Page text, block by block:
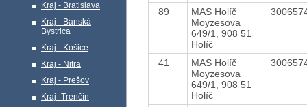
Kraj - Bratislava
Kraj - Banská
Bystrica
Kraj - Košice
Kraj - Nitra
Kraj - Prešov
Kraj- Trenčín
89
MAS Holíč
Moyzesova
649/1, 908 51
Holíč
41
MAS Holíč
Moyzesova
649/1, 908 51
Holíč